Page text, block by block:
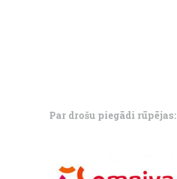
Par drošu piegādi rūpējas: